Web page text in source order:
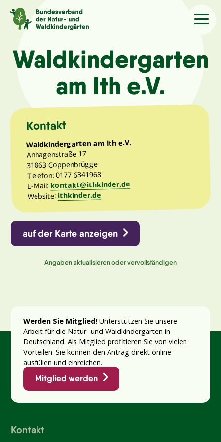
Sprache/Language
Über uns
Kindergärten
Angebote
Kontakt
Waldkindergarten
am Ith e.V.
Kontakt
Waldkindergarten am Ith e.V.
Anhagenstraße 17
31863 Coppenbrügge
Telefon: 0177 6341968
E-Mail: kontakt@ithkinder.de
Website: ithkinder.de
auf der Karte anzeigen
Angaben aktualisieren oder vervollständigen
Werden Sie Mitglied!Unterstützen Sie unsere
Arbeit für die Natur- und Waldkindergärten in
Deutschland. Als Mitglied profitieren Sie von vielen
Vorteilen. Sie können den Antrag direkt online
ausfüllen und einreichen.
Mitglied werden
Kontakt